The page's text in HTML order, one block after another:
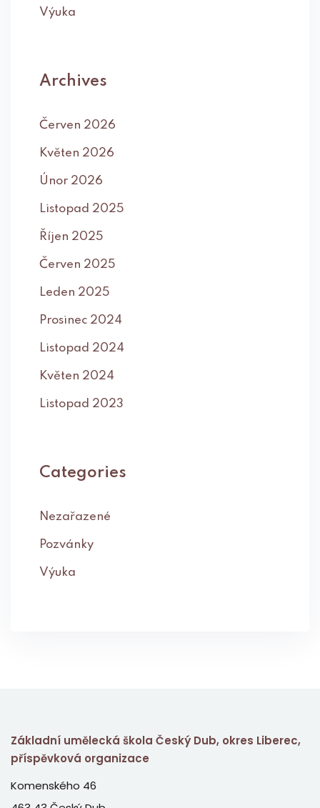
Výuka
Archives
Červen 2026
Květen 2026
Únor 2026
Listopad 2025
Říjen 2025
Červen 2025
Leden 2025
Prosinec 2024
Listopad 2024
Květen 2024
Listopad 2023
Categories
Nezařazené
Pozvánky
Výuka
Základní umělecká škola Český Dub, okres Liberec,
příspěvková organizace
Komenského 46